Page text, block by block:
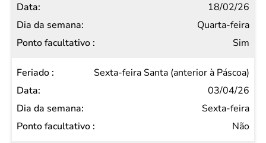
18/02/26
Quarta-feira
Sim
Sexta-feira Santa (anterior à Páscoa)
03/04/26
Sexta-feira
Não